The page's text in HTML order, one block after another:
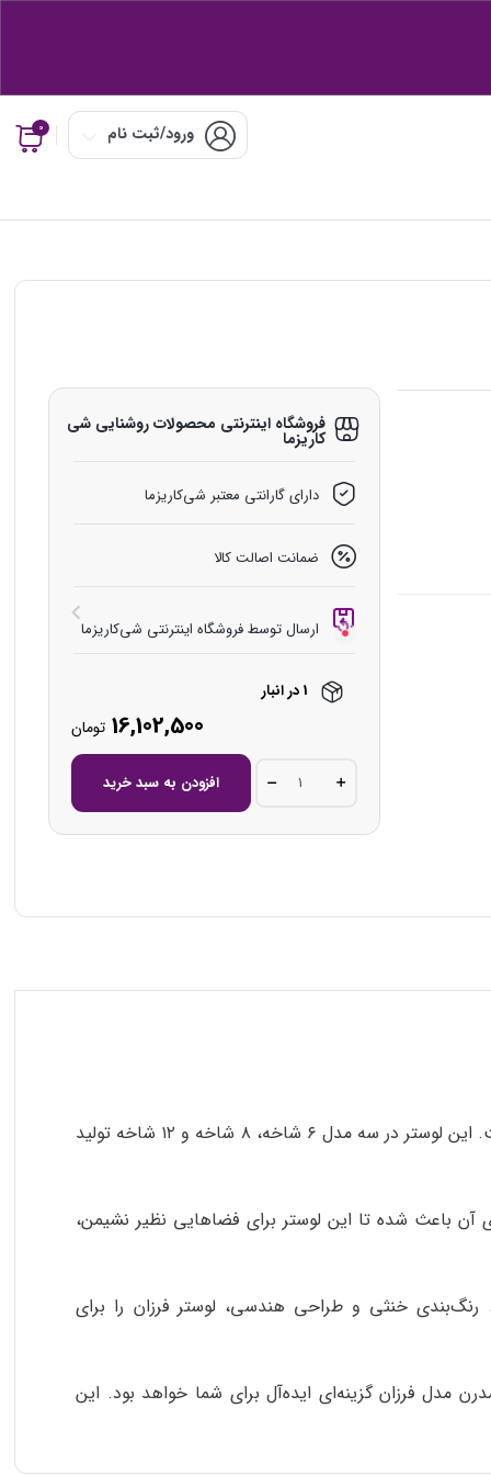
ورود/ثبت نام 0
فروشگاه اینترنتی محصولات روشنایی شی‌
کاریزما
دارای گارانتی معتبر شی‌کاریزما
ضمانت اصالت کالا
ارسال توسط فروشگاه اینترنتی شی‌کاریزما
1 در انبار
16,102,500 تومان
لوستر
شاخه
مدرن
افزودن به سبد خرید
، یکی از محصولات چشم‌نواز در میان لوسترهای مدرن با طراحی شاخه‌ای است. این لوستر در سه مدل ۶ شاخه، ۸ شاخه و ۱۲ شاخه تولید
باعث شده تا این لوستر برای فضاهایی نظیر نشیمن،
رنگ‌بندی خنثی و طراحی هندسی، لوستر فرزان را برای
فرزان گزینه‌ای ایده‌آل برای شما خواهد بود. این